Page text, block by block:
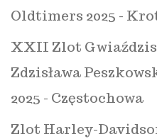
Oldtimers 2025 -
XXII Zlot
Zdzisława
2025 - Częstochowa
Zlot Harley-